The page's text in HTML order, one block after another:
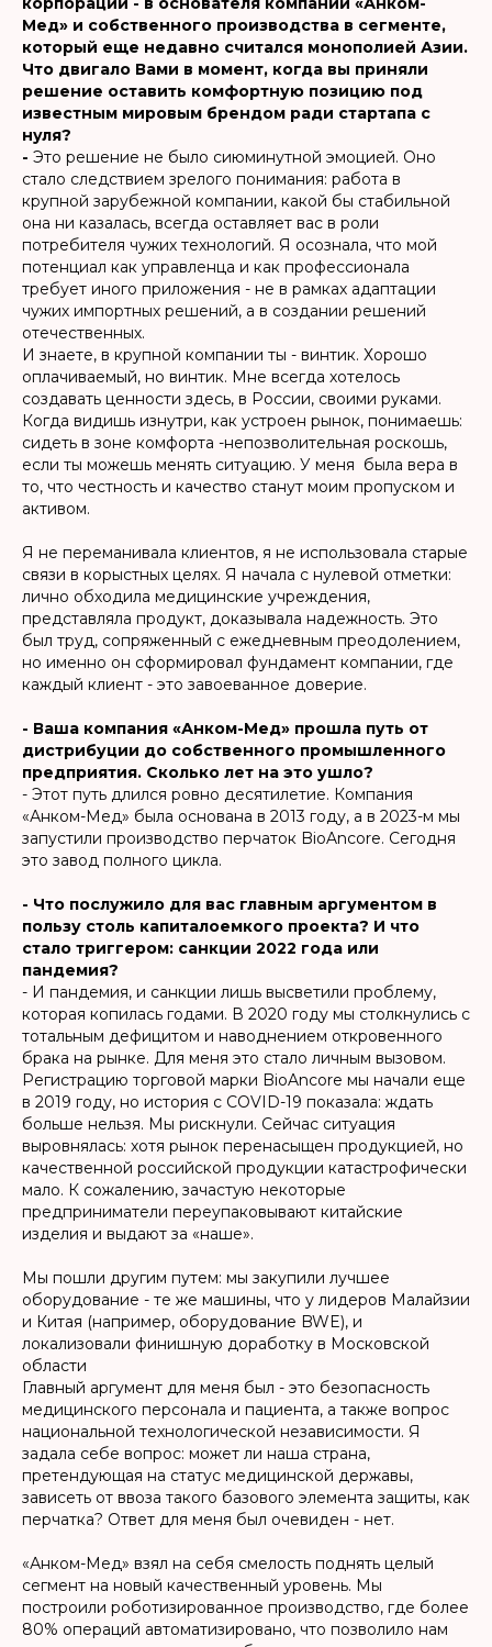
Мед» и собственного производства в сегменте,
который еще недавно считался монополией Азии.
Что двигало Вами в момент, когда вы приняли
решение оставить комфортную позицию под
известным мировым брендом ради стартапа с
нуля?
- Это решение не было сиюминутной эмоцией. Оно
стало следствием зрелого понимания: работа в
крупной зарубежной компании, какой бы стабильной
она ни казалась, всегда оставляет вас в роли
потребителя чужих технологий. Я осознала, что мой
потенциал как управленца и как профессионала
требует иного приложения - не в рамках адаптации
чужих импортных решений, а в создании решений
отечественных.
И знаете, в крупной компании ты - винтик. Хорошо
оплачиваемый, но винтик. Мне всегда хотелось
создавать ценности здесь, в России, своими руками.
Когда видишь изнутри, как устроен рынок, понимаешь:
сидеть в зоне комфорта -непозволительная роскошь,
если ты можешь менять ситуацию. У меня была вера в
то, что честность и качество станут моим пропуском и
активом.
Я не переманивала клиентов, я не использовала старые
связи в корыстных целях. Я начала с нулевой отметки:
лично обходила медицинские учреждения,
представляла продукт, доказывала надежность. Это
был труд, сопряженный с ежедневным преодолением,
но именно он сформировал фундамент компании, где
каждый клиент - это завоеванное доверие.
- Ваша компания «Анком-Мед» прошла путь от
дистрибуции до собственного промышленного
предприятия. Сколько лет на это ушло?
- Этот путь длился ровно десятилетие. Компания
«Анком-Мед» была основана в 2013 году, а в 2023-м мы
запустили производство перчаток BioAncore. Сегодня
это завод полного цикла.
- Что послужило для вас главным аргументом в
пользу столь капиталоемкого проекта? И что
стало триггером: санкции 2022 года или
пандемия?
- И пандемия, и санкции лишь высветили проблему,
которая копилась годами. В 2020 году мы столкнулись с
тотальным дефицитом и наводнением откровенного
брака на рынке. Для меня это стало личным вызовом.
Регистрацию торговой марки BioAncore мы начали еще
в 2019 году, но история с COVID-19 показала: ждать
больше нельзя. Мы рискнули. Сейчас ситуация
выровнялась: хотя рынок перенасыщен продукцией, но
качественной российской продукции катастрофически
мало. К сожалению, зачастую некоторые
предприниматели переупаковывают китайские
изделия и выдают за «наше».
Мы пошли другим путем: мы закупили лучшее
оборудование - те же машины, что у лидеров Малайзии
и Китая (например, оборудование BWE), и
локализовали финишную доработку в Московской
области
Главный аргумент для меня был - это безопасность
медицинского персонала и пациента, а также вопрос
национальной технологической независимости. Я
задала себе вопрос: может ли наша страна,
претендующая на статус медицинской державы,
зависеть от ввоза такого базового элемента защиты, как
перчатка? Ответ для меня был очевиден - нет.
«Анком-Мед» взял на себя смелость поднять целый
сегмент на новый качественный уровень. Мы
построили роботизированное производство, где более
80% операций автоматизировано, что позволило нам